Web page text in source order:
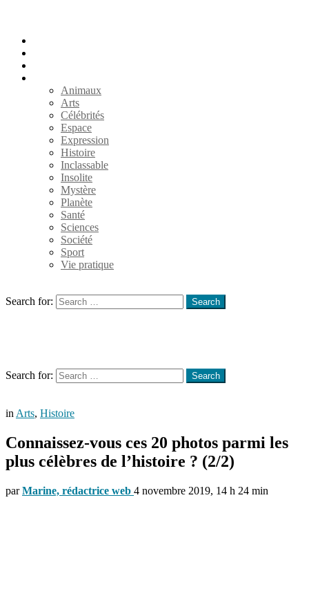
Animaux
Arts
Célébrités
Espace
Expression
Histoire
Inclassable
Insolite
Mystère
Planète
Santé
Sciences
Société
Sport
Vie pratique
Search for:
Search
Search for:
Search
in Arts, Histoire
Connaissez-vous ces 20 photos parmi les
plus célèbres de l’histoire ? (2/2)
par Marine, rédactrice web 4 novembre 2019, 14 h 24 min